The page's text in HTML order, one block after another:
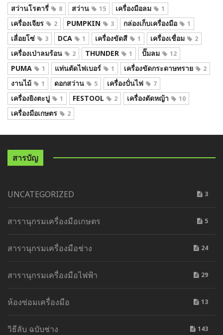
สว่านโรตารี่ 8 สว่าน 15 เครื่องมือลม 1
เครื่องเจียร 2 PUMPKIN 3 กล่องเก็บเครื่องมือ 1
เลื่อยโซ่ 3 DCA 1 เครื่องขัดสี 1 เครื่องเชื่อม 2
เครื่องเป่าลมร้อน 2 THUNDER 1 ปั๊มลม 12
PUMA 1 แท่นตัดไฟเบอร์ 1 เครื่องขัดกระดาษทราย 2
งานไม้ 1 ดอกสว่าน 5 เครื่องปั่นไฟ 7
เครื่องยิงตะปู 1 FESTOOL 2 เครื่องตัดหญ้า 10
เครื่องมือเกษตร 2
สารบัญ
UNCATEGORIZED 3
สารานุกรมเครื่องมือเกษตร 5
สารานุกรมเครื่องมือช่าง 24
สารานุกรมเครื่องมือไฟฟ้า 29
ห้องซ่อมเครื่องมือ 13
วิธีลับ ฉบับช่าง 143